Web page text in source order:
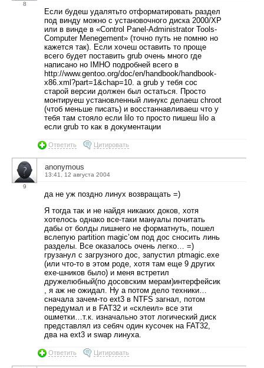
8
Если будеш удалятьто отформатировать раздел
под винду можно с установочного диска 2000/XP
или в винде в «Control Panel-Administrator Tools-
Computer Menegement» (точно путь не помню но
кажется так). Если хочеш оставить то проще
всего будет поставить grub очень много где
написано но IMHO подробней всего в
http://www.gentoo.org/doc/en/handbook/handbook-
x86.xml?part=1&chap=10. а grub у тебя сос
старой версии должен был остаться. Просто
монтируеш установленный линукс делаеш chroot
(чтоб меньше писать) и восстаннавливаеш что у
тебя там стояло если lilo то просто пишеш lilo а
если grub то как в документации
Ответить Цитировать
9
anonymous
13:41, 12 августа 2004
да не уж поздно линух возвращать =)
Я тогда так и не найдя никаких доков, хотя
хотелось однако все-таки мануалы почитать
дабы от болды лишнего не форматнуть, пошел
вслепую partition magic’ом под дос сносить линь
разделы. Все оказалось очень легко… =)
грузанул с загрузного дос, запустил ptmagic.exe
(или что-то в этом роде, хотя там еще 9 других
ехе-шников было) и меня встретил
дружелюбный(по досовским мерам)интерфейсик
, я аж не ожидал. Ну а потом дело техники…
сначала зачем-то ext3 в NTFS загнал, потом
передумал и в FAT32 и «склеил» все эти
ошметки…т.к. изначально этот логический диск
представлял из себяч один кусочек на FAT32,
два на ext3 и swap линуха.
Ответить Цитировать